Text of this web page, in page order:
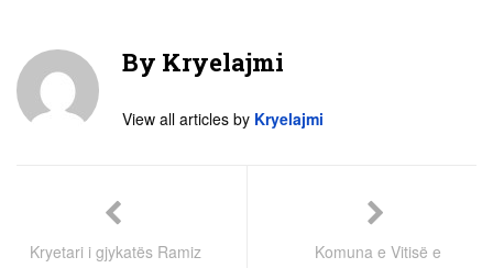
By Kryelajmi
View all articles by Kryelajmi
Kryetari i gjykatës Ramiz
Komuna e Vitisë e